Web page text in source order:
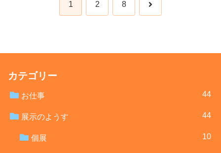
1 2 8 次
カテゴリー
お仕事 44
展示のようす 44
個展 10